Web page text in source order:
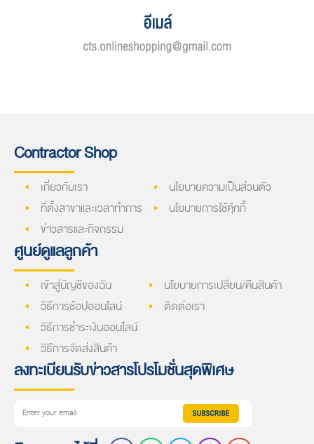
Contractor Shop
เกี่ยวกับเรา
ที่ตั้งสาขาและเวลาทำการ
ข่าวสารและกิจกรรม
นโยบายความเป็นส่วนตัว
นโยบายการใช้คุ้กกี้
ศูนย์ดูแลลูกค้า
เข้าสู่บัญชีของฉัน
วิธีการช้อปออนไลน์
วิธีการชำระเงินออนไลน์
วิธีการจัดส่งสินค้า
นโยบายการเปลี่ยน/คืนสินค้า
ติดต่อเรา
ลงทะเบียนรับข่าวสารโปรโมชั่นสุดพิเศษ